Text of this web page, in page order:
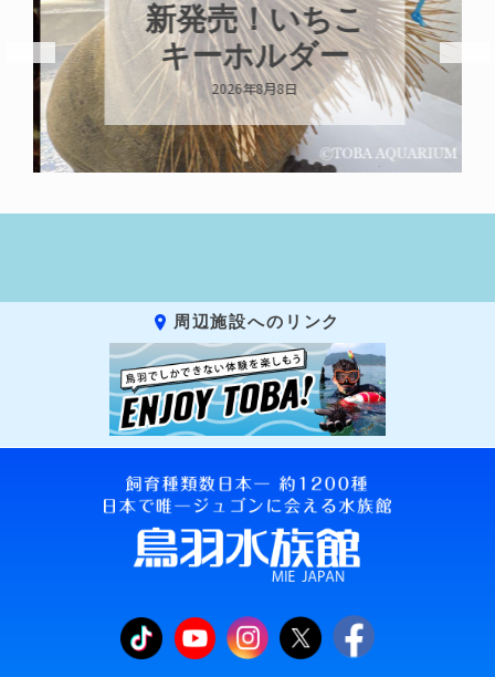
新発売！いちこ
キーホルダー
2026年8月8日
周辺施設へのリンク